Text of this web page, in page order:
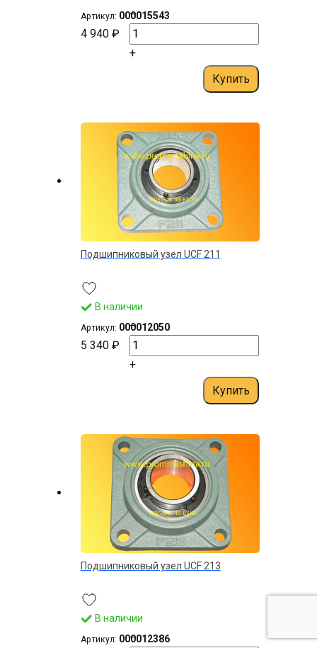
Артикул: 000015543
4 940 ₽
–
+
Купить
Подшипниковый узел UCF 211
В наличии
Артикул: 000012050
5 340 ₽
–
+
Купить
Подшипниковый узел UCF 213
В наличии
Артикул: 000012386
–